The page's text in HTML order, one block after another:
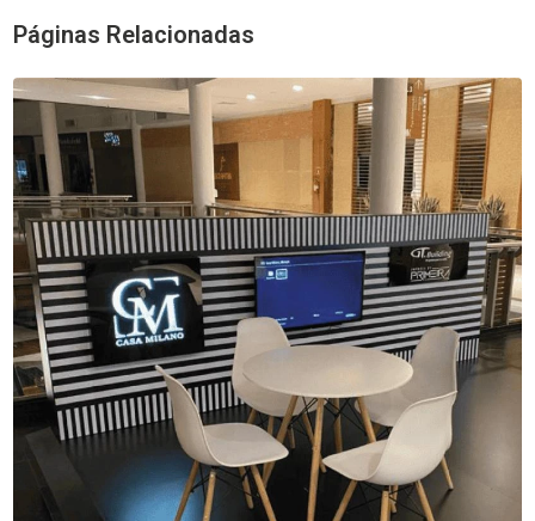
Páginas Relacionadas